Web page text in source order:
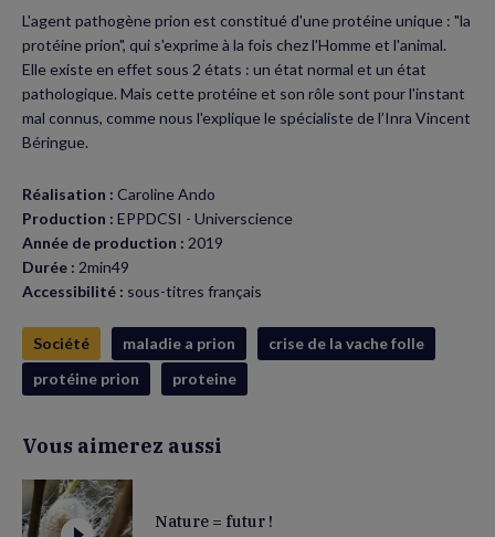
Facebook
(nouvelle
fenêtre)
Twitter
(nouvelle
fenêtre)
L'agent pathogène prion est constitué d'une protéine unique : "la
protéine prion", qui s'exprime à la fois chez l'Homme et l'animal.
Elle existe en effet sous 2 états : un état normal et un état
pathologique. Mais cette protéine et son rôle sont pour l'instant
mal connus, comme nous l'explique le spécialiste de l’Inra Vincent
Béringue.
Réalisation : Caroline Ando
Production : EPPDCSI - Universcience
Année de production : 2019
Durée : 2min49
Accessibilité : sous-titres français
Société maladie a prion
crise de la vache folle
protéine prion
proteine
Vous aimerez aussi
Nature = futur !